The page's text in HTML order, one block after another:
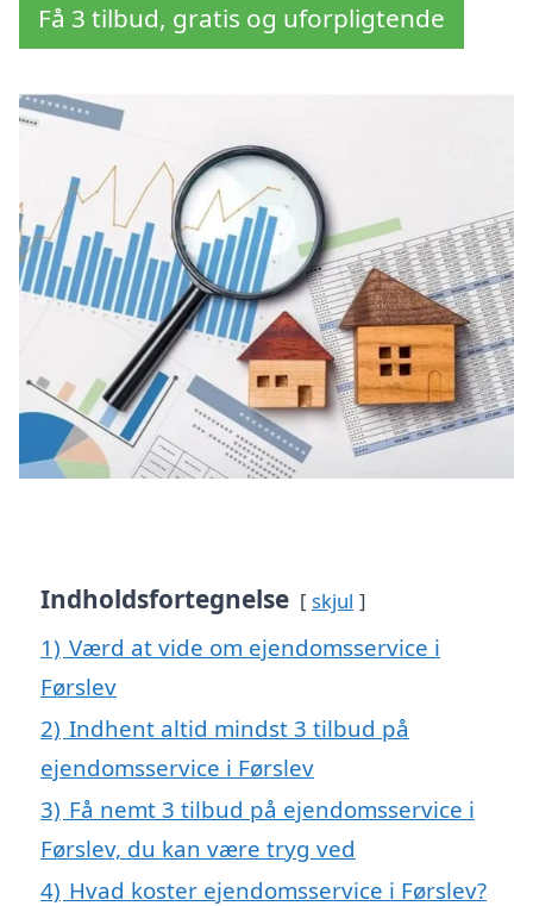
Få 3 tilbud, gratis og uforpligtende
Indholdsfortegnelse skjul
1) Værd at vide om ejendomsservice i
Førslev
2) Indhent altid mindst 3 tilbud på
ejendomsservice i Førslev
3) Få nemt 3 tilbud på ejendomsservice i
Førslev, du kan være tryg ved
4) Hvad koster ejendomsservice i Førslev?